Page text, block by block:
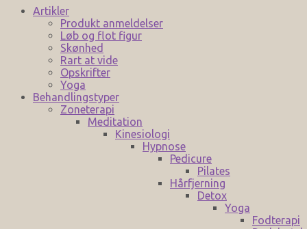
Artikler
Produkt anmeldelser
Løb og flot figur
Skønhed
Rart at vide
Opskrifter
Yoga
Behandlingstyper
Zoneterapi
Meditation
Kinesiologi
Hypnose
Pedicure
Pilates
Hårfjerning
Detox
Yoga
Fodterapi